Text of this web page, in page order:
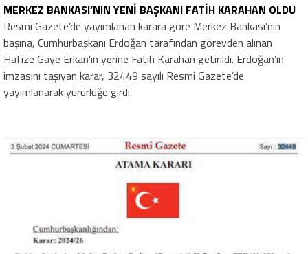
MERKEZ BANKASI’NIN YENİ BAŞKANI FATİH KARAHAN OLDU
Resmi Gazete’de yayımlanan karara göre Merkez Bankası’nın
başına, Cumhurbaşkanı Erdoğan tarafından görevden alınan
Hafize Gaye Erkan’ın yerine Fatih Karahan getirildi. Erdoğan’ın
imzasını taşıyan karar, 32449 sayılı Resmi Gazete’de
yayımlanarak yürürlüğe girdi.